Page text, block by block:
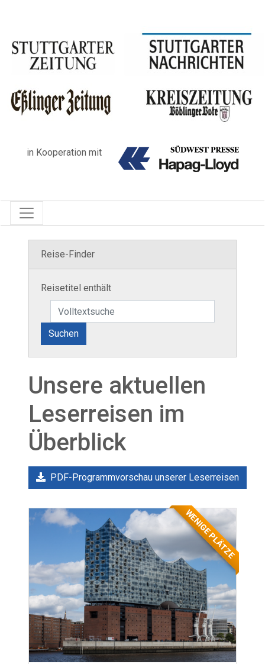
in Kooperation mit
Reise-Finder
Reisetitel enthält
Suchen
Unsere aktuellen
Leserreisen im
Überblick
PDF-Programmvorschau unserer Leserreisen
WENIGE PLÄTZE